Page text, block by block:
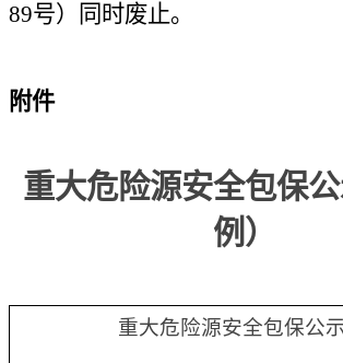
89号）同时废止。
附件
重大危险源安全包保
例）
重大危险源安全包保公